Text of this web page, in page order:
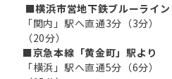
■横浜市営地下鉄ブルーライン
「関内」駅へ直通3分（3分）
（20分）
■京急本線「黄金町」駅より
「横浜」駅へ直通5分（6分）